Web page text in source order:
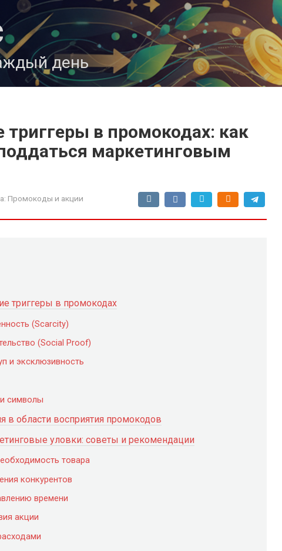
день
триггеры в промокодах: как
маркетинговым
Промокоды и акции
триггеры в промокодах
(Scarcity)
(Social Proof)
и эксклюзивность
символы
в области восприятия промокодов
уловки: советы и рекомендации
товара
конкурентов
времени
акции